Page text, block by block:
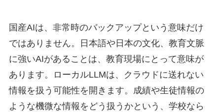
国産AIは、非常時のバックアップという意味だけ
ではありません。日本語や日本の文化、教育文脈
に強いAIがあることは、教育現場にとって意味が
あります。ローカルLLMは、クラウドに送れない
情報を扱う可能性を開きます。成績や生徒情報の
ような機微な情報をどう扱うかという、学校なら